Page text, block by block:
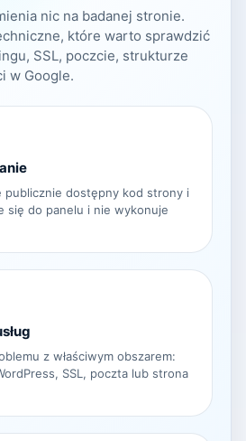
nic na badanej stronie.
które warto sprawdzić
SSL, poczcie, strukturze
w Google.
publicznie dostępny kod strony i
się do panelu i nie wykonuje
z właściwym obszarem:
SSL, poczta lub strona